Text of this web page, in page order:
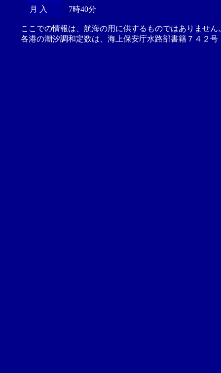
月 入
7時40分
ここでの情報は、航海の用に供するものではありませ
各港の潮汐調和定数は、海上保安庁水路部書籍７４２